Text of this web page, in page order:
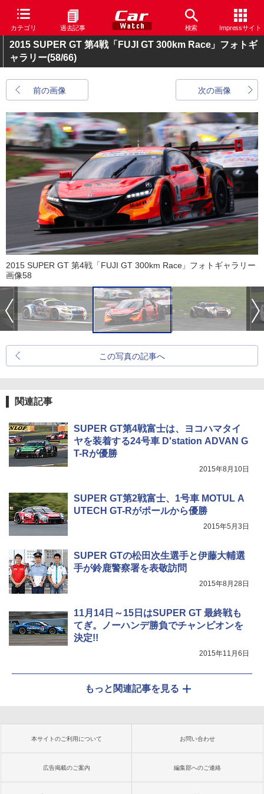
カテゴリ 過去記事 検索 Impressサイト
2015 SUPER GT 第4戦「FUJI GT 300km Race」フォトギ
ャラリー(58/66)
前の画像 次の画像
2015 SUPER GT 第4戦「FUJI GT 300km Race」フォトギャラリー
画像58
この写真の記事へ
関連記事
SUPER GT第4戦富士は、ヨコハマタイ
ヤを装着する24号車 D'station ADVAN G
T-Rが優勝
2015年8月10日
SUPER GT第2戦富士、1号車 MOTUL A
UTECH GT-Rがポールから優勝
2015年5月3日
SUPER GTの松田次生選手と伊藤大輔選
手が鈴鹿警察署を表敬訪問
2015年8月28日
11月14日～15日はSUPER GT 最終戦も
てぎ。ノーハンデ勝負でチャンピオンを
決定!!
2015年11月6日
もっと関連記事を見る
本サイトのご利用について お問い合わせ
広告掲載のご案内 編集部へのご連絡